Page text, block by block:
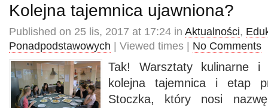
Kolejna tajemnica ujawniona?
Published on 25 lis, 2017 at 17:24 in Aktualności,
Ponadpodstawowych | Viewed times | No Comments
Tak! Warsztaty kulinarne
kolejna tajemnica i etap
Stoczka, który nosi